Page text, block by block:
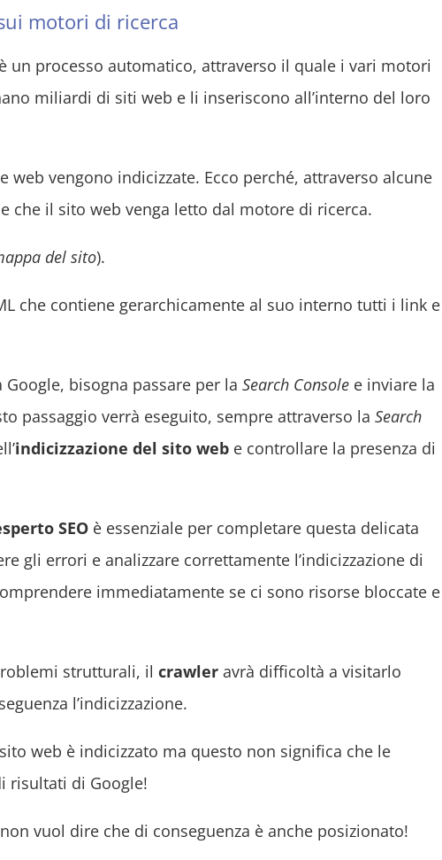
motori di ricerca
è un processo automatico, attraverso il quale i vari motori
miliardi di siti web e li inseriscono all’interno del loro
web vengono indicizzate. Ecco perché, attraverso alcune
che il sito web venga letto dal motore di ricerca.
del sito).
che contiene gerarchicamente al suo interno tutti i link e
bisogna passare per la Search Consolee inviare la
passaggio verrà eseguito, sempre attraverso la Search
indicizzazione del sito webe controllare la presenza di
SEOè essenziale per completare questa delicata
gli errori e analizzare correttamente l’indicizzazione di
immediatamente se ci sono risorse bloccate e
strutturali, il crawleravrà difficoltà a visitarlo
l’indicizzazione.
web è indicizzato ma questo non significa che le
risultati di Google!
vuol dire che di conseguenza è anche posizionato!